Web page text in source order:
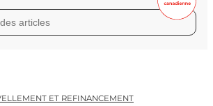
:
ET REFINANCEMENT